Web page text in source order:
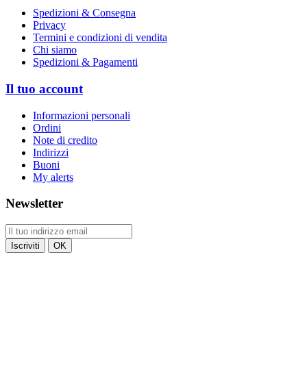
Spedizioni & Consegna
Privacy
Termini e condizioni di vendita
Chi siamo
Spedizioni & Pagamenti
Il tuo account
Informazioni personali
Ordini
Note di credito
Indirizzi
Buoni
My alerts
Newsletter